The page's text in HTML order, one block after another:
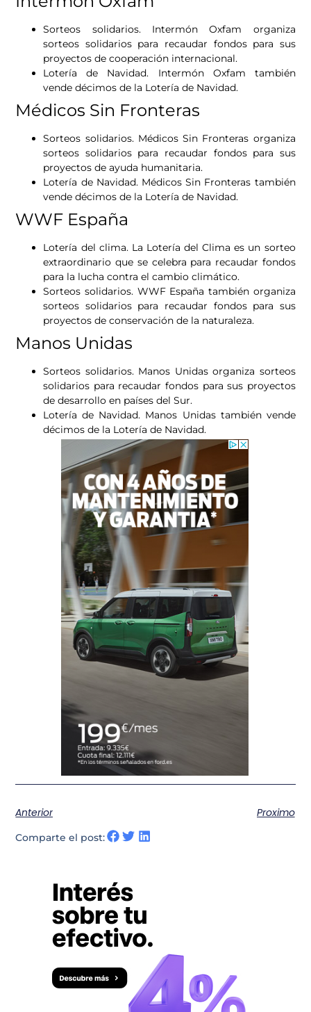
Sorteos solidarios. Intermón Oxfam organiza
sorteos solidarios para recaudar fondos para sus
proyectos de cooperación internacional.
Lotería de Navidad. Intermón Oxfam también
vende décimos de la Lotería de Navidad.
Médicos Sin Fronteras
Sorteos solidarios. Médicos Sin Fronteras organiza
sorteos solidarios para recaudar fondos para sus
proyectos de ayuda humanitaria.
Lotería de Navidad. Médicos Sin Fronteras también
vende décimos de la Lotería de Navidad.
WWF España
Lotería del clima. La Lotería del Clima es un sorteo
extraordinario que se celebra para recaudar fondos
para la lucha contra el cambio climático.
Sorteos solidarios. WWF España también organiza
sorteos solidarios para recaudar fondos para sus
proyectos de conservación de la naturaleza.
Manos Unidas
Sorteos solidarios. Manos Unidas organiza sorteos
solidarios para recaudar fondos para sus proyectos
de desarrollo en países del Sur.
Lotería de Navidad. Manos Unidas también vende
décimos de la Lotería de Navidad.
Anterior Proximo
Comparte el post: